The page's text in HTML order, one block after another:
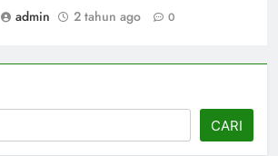
admin
2 tahun ago 0
CARI